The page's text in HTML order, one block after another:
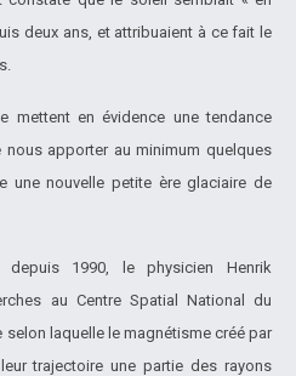
deux ans, et attribuaient à ce fait le
mettent en évidence une tendance
apporter au minimum quelques
une nouvelle petite ère glaciaire de
1990, le physicien Henrik
au Centre Spatial National du
selon laquelle le magnétisme créé par
trajectoire une partie des rayons